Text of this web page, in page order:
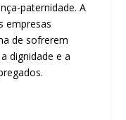
paternidade. A
empresas
de sofrerem
dignidade e a